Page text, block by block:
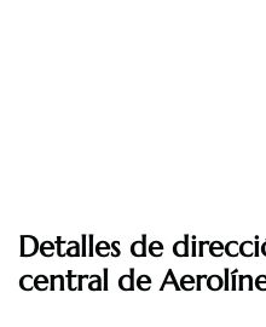
Detalles de
central de